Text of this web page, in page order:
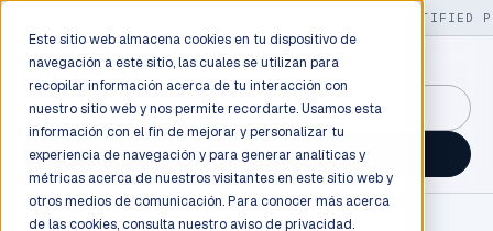
Este sitio web almacena cookies en tu dispositivo de
navegación a este sitio, las cuales se utilizan para
recopilar información acerca de tu interacción con
nuestro sitio web y nos permite recordarte. Usamos esta
información con el fin de mejorar y personalizar tu
experiencia de navegación y para generar analíticas y
métricas acerca de nuestros visitantes en este sitio web y
otros medios de comunicación. Para conocer más acerca
de las cookies, consulta nuestro aviso de privacidad.
130+ CERTIFIED
GuidancePlex →
Talk to an engineer →